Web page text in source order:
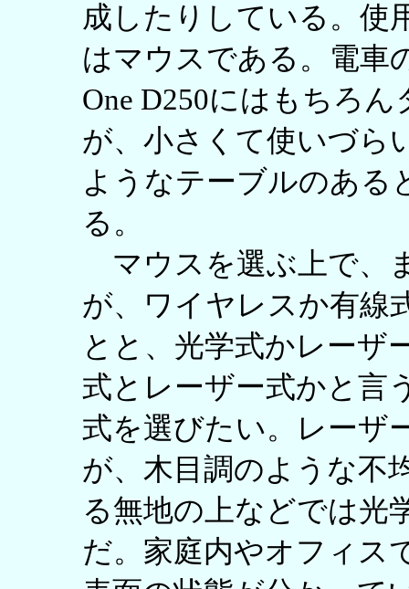
成したりしている。使
はマウスである。電車
One D250にはもちろ
が、小さくて使いづら
ようなテーブルのある
る。
マウスを選ぶ上で、
が、ワイヤレスか有線
とと、光学式かレーザ
式とレーザー式かと言
式を選びたい。レーザ
が、木目調のような不
る無地の上などでは光
だ。家庭内やオフィス